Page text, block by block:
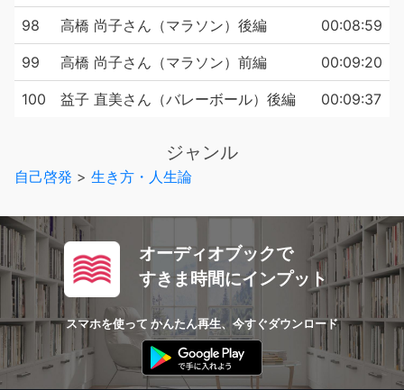
98 高橋 尚子さん（マラソン）後編 00:08:59
99 高橋 尚子さん（マラソン）前編 00:09:20
100 益子 直美さん（バレーボール）後編 00:09:37
ジャンル
自己啓発 > 生き方・人生論
オーディオブックで
すきま時間にインプット
スマホを使って かんたん再生、今すぐダウンロード